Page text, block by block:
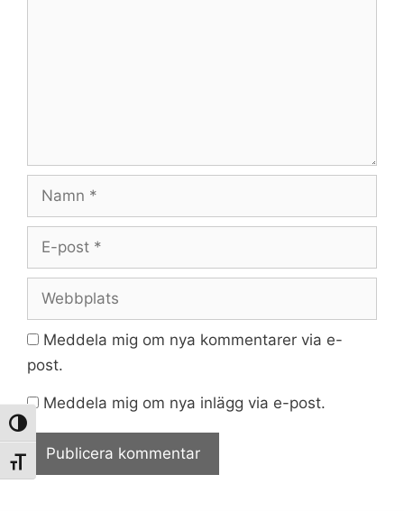
Slå på/av hög kontrast
Slå på/av textstorlek
Namn
Webbplats
Meddela mig om nya kommentarer via e-
post.
Meddela mig om nya inlägg via e-post.